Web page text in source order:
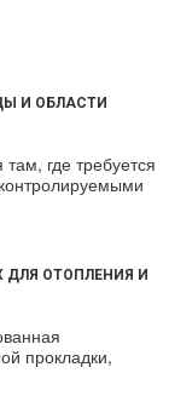
И ОБЛАСТИ
где требуется
ДЛЯ ОТОПЛЕНИЯ И
прокладки,